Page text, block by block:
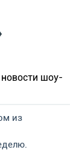
шоу-
из